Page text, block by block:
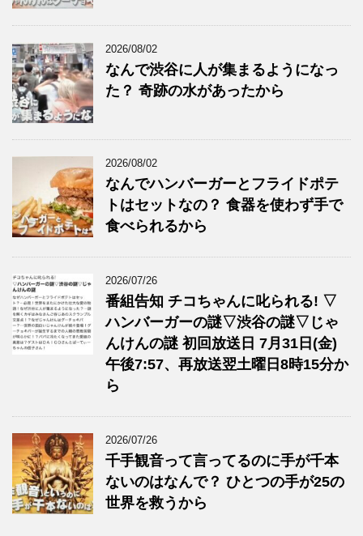
2026/08/02
なんで渋谷に人が集まるようになっ
た？ 奇跡の水があったから
2026/08/02
なんでハンバーガーとフライドポテ
トはセットなの？ 食器を使わず手で
食べられるから
2026/07/26
番組告知 チコちゃんに叱られる! ▽
ハンバーガーの謎▽渋谷の謎▽じゃ
んけんの謎 初回放送日 7月31日(金)
午後7:57、再放送翌土曜日8時15分か
ら
2026/07/26
千手観音って言ってるのに手が千本
ないのはなんで？ ひとつの手が25の
世界を救うから